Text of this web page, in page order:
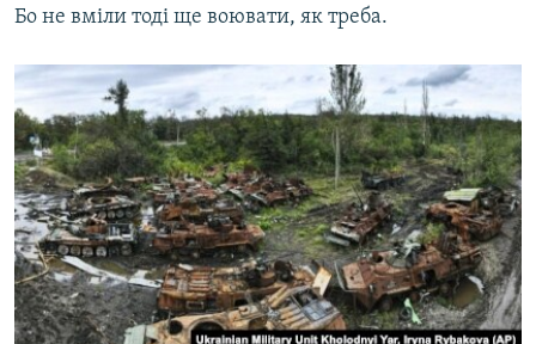
Бо не вміли тоді ще воювати, як треба.